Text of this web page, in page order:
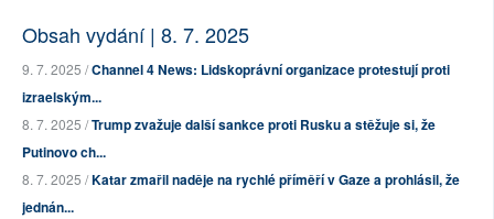
Obsah vydání | 8. 7. 2025
9. 7. 2025 /Channel 4 News: Lidskoprávní organizace protestují proti
izraelským...
8. 7. 2025 /Trump zvažuje další sankce proti Rusku a stěžuje si, že
Putinovo ch...
8. 7. 2025 /Katar zmařil naděje na rychlé příměří v Gaze a prohlásil, že
jednán...